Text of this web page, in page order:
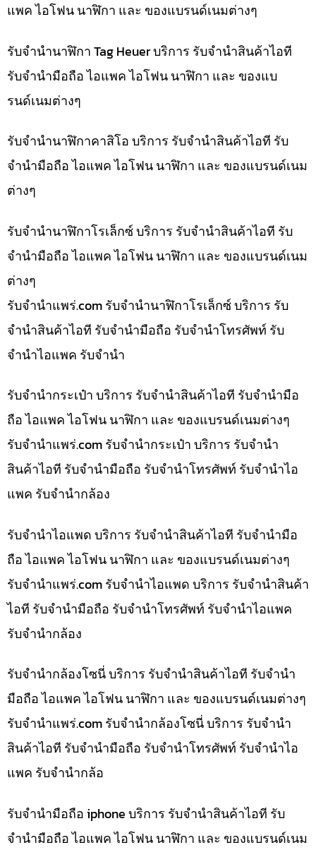
แพค ไอโฟน นาฬิกา และ ของแบรนด์เนมต่างๆ
รับจำนำนาฬิกา Tag Heuer บริการ รับจำนำสินค้าไอที
รับจำนำมือถือ ไอแพค ไอโฟน นาฬิกา และ ของแบ
รนด์เนมต่างๆ
รับจำนำนาฬิกาคาสิโอ บริการ รับจำนำสินค้าไอที รับ
จำนำมือถือ ไอแพค ไอโฟน นาฬิกา และ ของแบรนด์เนม
ต่างๆ
รับจำนำนาฬิกาโรเล็กซ์ บริการ รับจำนำสินค้าไอที รับ
จำนำมือถือ ไอแพค ไอโฟน นาฬิกา และ ของแบรนด์เนม
ต่างๆ
รับจํานําแพร่.com รับจำนำนาฬิกาโรเล็กซ์ บริการ รับ
จำนำสินค้าไอที รับจำนำมือถือ รับจำนำโทรศัพท์ รับ
จำนำไอแพค รับจำนำ
รับจำนำกระเป๋า บริการ รับจำนำสินค้าไอที รับจำนำมือ
ถือ ไอแพค ไอโฟน นาฬิกา และ ของแบรนด์เนมต่างๆ
รับจํานําแพร่.com รับจำนำกระเป๋า บริการ รับจำนำ
สินค้าไอที รับจำนำมือถือ รับจำนำโทรศัพท์ รับจำนำไอ
แพค รับจำนำกล้อง
รับจำนำไอแพด บริการ รับจำนำสินค้าไอที รับจำนำมือ
ถือ ไอแพค ไอโฟน นาฬิกา และ ของแบรนด์เนมต่างๆ
รับจํานําแพร่.com รับจำนำไอแพด บริการ รับจำนำสินค้า
ไอที รับจำนำมือถือ รับจำนำโทรศัพท์ รับจำนำไอแพค
รับจำนำกล้อง
รับจำนำกล้องโซนี่ บริการ รับจำนำสินค้าไอที รับจำนำ
มือถือ ไอแพค ไอโฟน นาฬิกา และ ของแบรนด์เนมต่างๆ
รับจํานําแพร่.com รับจำนำกล้องโซนี่ บริการ รับจำนำ
สินค้าไอที รับจำนำมือถือ รับจำนำโทรศัพท์ รับจำนำไอ
แพค รับจำนำกล้อ
รับจำนำมือถือ iphone บริการ รับจำนำสินค้าไอที รับ
จำนำมือถือ ไอแพค ไอโฟน นาฬิกา และ ของแบรนด์เนม